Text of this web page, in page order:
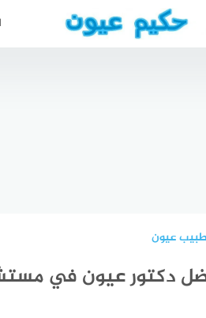
طبيب عيون
دكتور عيون في